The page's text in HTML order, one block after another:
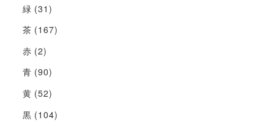
緑 (31)
茶 (167)
赤 (2)
青 (90)
黄 (52)
黒 (104)